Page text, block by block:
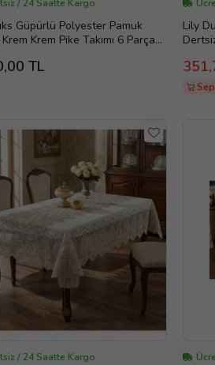
/ 24 Saatte Kargo
Güpürlü Polyester Pamuk
Krem Pike Takımı 6 Parça
TL
Lily
/ 24 Saatte Kargo